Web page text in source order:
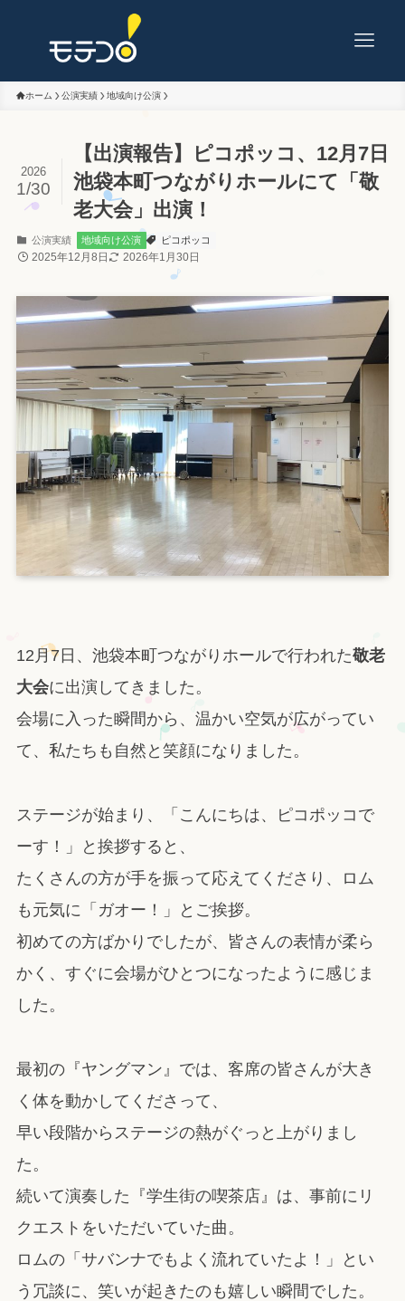
ホーム 公演実績 地域向け公演
【出演報告】ピコポッコ、12月7日
池袋本町つながりホールにて「敬
老大会」出演！
2026
1/30
公演実績 地域向け公演 ピコポッコ
2025年12月8日 2026年1月30日
12月7日、池袋本町つながりホールで行われた敬老
大会に出演してきました。
会場に入った瞬間から、温かい空気が広がってい
て、私たちも自然と笑顔になりました。
ステージが始まり、「こんにちは、ピコポッコで
ーす！」と挨拶すると、
たくさんの方が手を振って応えてくださり、ロム
も元気に「ガオー！」とご挨拶。
初めての方ばかりでしたが、皆さんの表情が柔ら
かく、すぐに会場がひとつになったように感じま
した。
最初の『ヤングマン』では、客席の皆さんが大き
く体を動かしてくださって、
早い段階からステージの熱がぐっと上がりまし
た。
続いて演奏した『学生街の喫茶店』は、事前にリ
クエストをいただいていた曲。
ロムの「サバンナでもよく流れていたよ！」とい
う冗談に、笑いが起きたのも嬉しい瞬間でした。